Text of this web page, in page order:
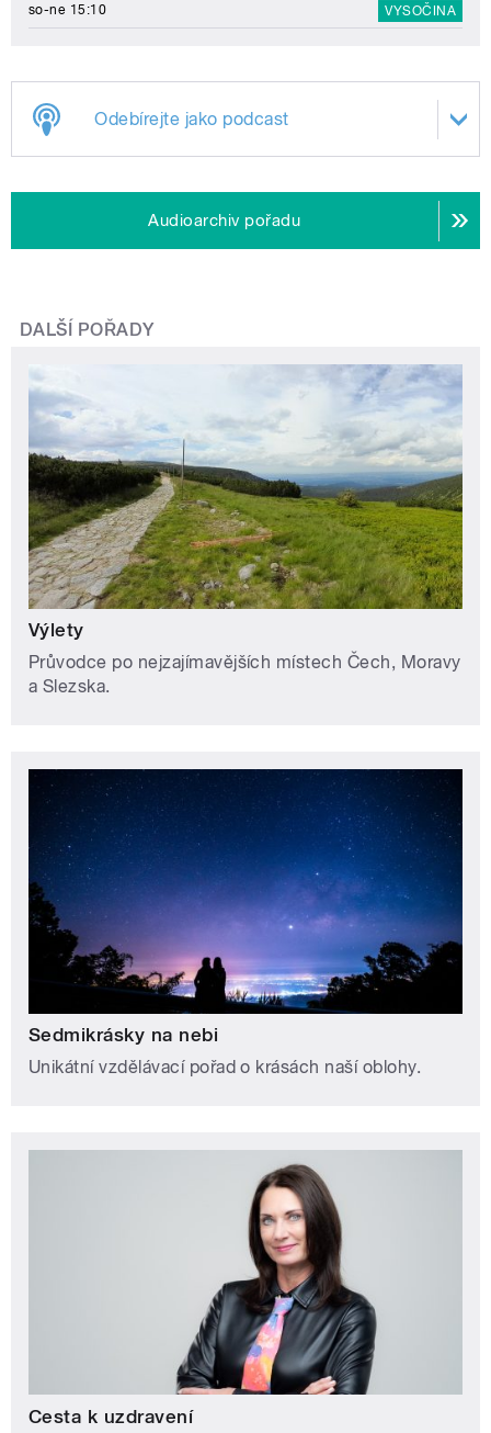
so-ne 15:10 VYSOČINA
Odebírejte jako podcast
Audioarchiv pořadu
DALŠÍ POŘADY
Výlety
Průvodce po nejzajímavějších místech Čech, Moravy
a Slezska.
Sedmikrásky na nebi
Unikátní vzdělávací pořad o krásách naší oblohy.
Cesta k uzdravení